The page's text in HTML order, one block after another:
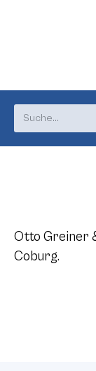
Otto Greiner
Coburg.